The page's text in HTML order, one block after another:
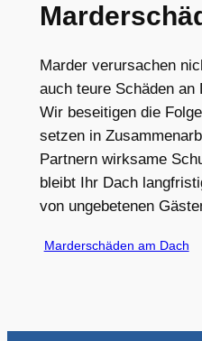
Marder verursachen
auch teure Schäden an
Wir beseitigen die
setzen in
Partnern wirksame
bleibt Ihr Dach
von ungebetenen
Marderschäden am Dach